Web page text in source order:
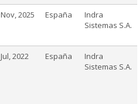
Nov, 2025 España
Indra
Sistemas S.A.
Jul, 2022 España
Indra
Sistemas S.A.